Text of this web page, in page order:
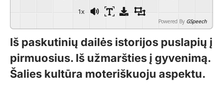
1x
Powered By GSpeech
Iš paskutinių dailės istorijos puslapių į
pirmuosius. Iš užmaršties į gyvenimą.
Šalies kultūra moteriškuoju aspektu.